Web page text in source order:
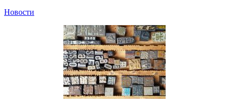
Новости